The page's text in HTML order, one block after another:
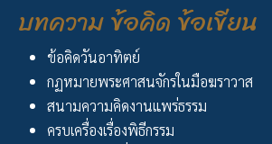
บทความ ข้อคิด ข้อเขียน
ข้อคิดวันอาทิตย์
กฏหมายพระศาสนจักรในมือฆราวาส
สนามความคิดงานแพร่ธรรม
ครบเครื่องเรื่องพิธีกรรม